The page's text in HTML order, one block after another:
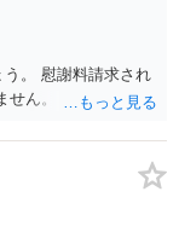
てみないと判断が
。 慰謝料請求され
ん。